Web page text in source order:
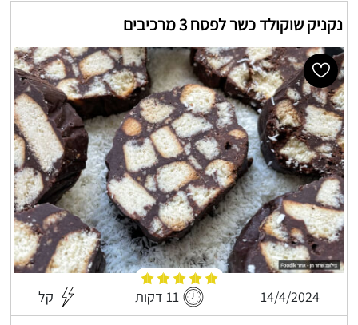
נקניק שוקולד כשר לפסח 3 מרכיבים
14/4/2024 11 דקות קל